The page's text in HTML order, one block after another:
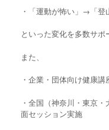
・「運動が怖い」→「登
といった変化を多数サポ
また、
・企業・団体向け健康
・全国（神奈川・東京
面セッション実施